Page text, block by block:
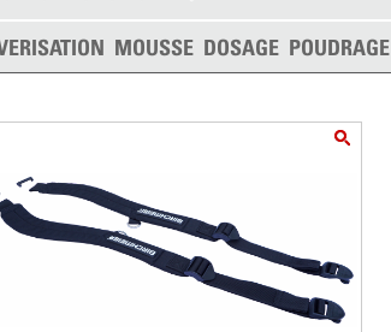
MOUSSE DOSAGE POUDRAGE